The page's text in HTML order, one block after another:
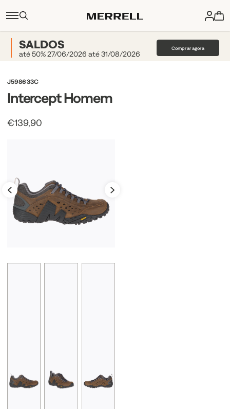
SALDOS
até 50% 27/06/2026 até 31/08/2026
Comprar agora
J598633C
Intercept Homem
€139,90